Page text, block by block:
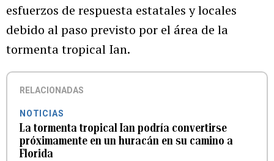
esfuerzos de respuesta estatales y locales
debido al paso previsto por el área de la
tormenta tropical Ian.
RELACIONADAS
NOTICIAS
La tormenta tropical Ian podría convertirse
próximamente en un huracán en su camino a
Florida